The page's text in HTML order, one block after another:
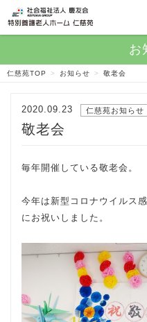
仁慈苑TOP > お知らせ > 敬老会
2020.09.23 仁慈苑お知らせ
敬老会
毎年開催している敬老会。
今年は新型コロナウイルス
にお祝いしました。